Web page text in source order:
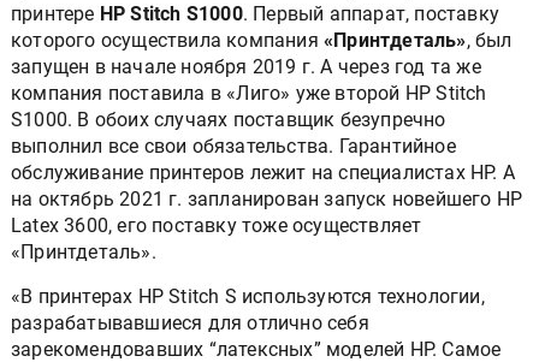
принтере HP Stitch S1000. Первый аппарат, поставку
которого осуществила компания «Принтдеталь», был
запущен в начале ноября 2019 г. А через год та же
компания поставила в «Лиго» уже второй HP Stitch
S1000. В обоих случаях поставщик безупречно
выполнил все свои обязательства. Гарантийное
обслуживание принтеров лежит на специалистах HP. А
на октябрь 2021 г. запланирован запуск новейшего HP
Latex 3600, его поставку тоже осуществляет
«Принтдеталь».
«В принтерах HP Stitch S используются технологии,
разрабатывавшиеся для отлично себя
зарекомендовавших “латексных” моделей HP. Самое